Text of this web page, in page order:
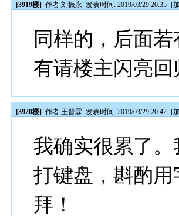
[3919楼] 作者:刘振永 发表时间: 2019/03/29 20:35 [
同样的，后面
有请楼主闪亮
[3920楼] 作者:王普霖 发表时间: 2019/03/29 20:42 [
我确实很累了
打键盘，斟酌
拜！